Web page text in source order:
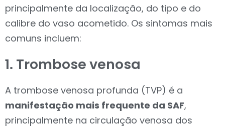
principalmente da localização, do tipo e do
calibre do vaso acometido. Os sintomas mais
comuns incluem:
1. Trombose venosa
A trombose venosa profunda (TVP) é a
manifestação mais frequente da SAF,
principalmente na circulação venosa dos